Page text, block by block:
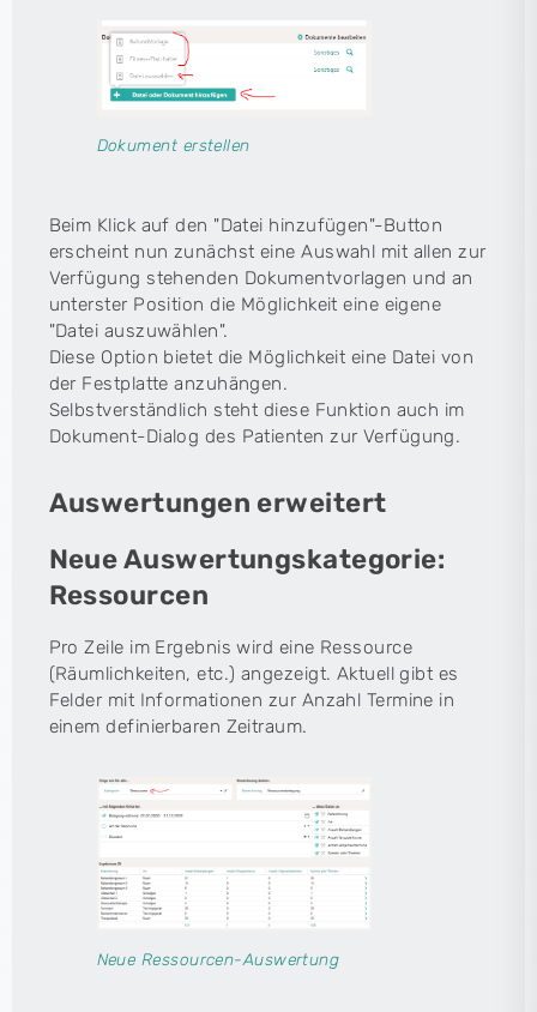
Dokument erstellen
Beim Klick auf den "Datei hinzufügen"-Button
erscheint nun zunächst eine Auswahl mit allen zur
Verfügung stehenden Dokumentvorlagen und an
unterster Position die Möglichkeit eine eigene
"Datei auszuwählen".
Diese Option bietet die Möglichkeit eine Datei von
der Festplatte anzuhängen.
Selbstverständlich steht diese Funktion auch im
Dokument-Dialog des Patienten zur Verfügung.
Auswertungen erweitert
Neue Auswertungskategorie:
Ressourcen
Pro Zeile im Ergebnis wird eine Ressource
(Räumlichkeiten, etc.) angezeigt. Aktuell gibt es
Felder mit Informationen zur Anzahl Termine in
einem definierbaren Zeitraum.
Neue Ressourcen-Auswertung